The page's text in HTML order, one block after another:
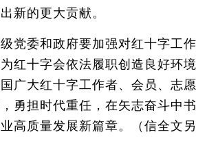
新的更大贡献。
党委和政府要加强对红十字工作
红十字会依法履职创造良好环境
广大红十字工作者、会员、志愿
勇担时代重任，在矢志奋斗中书
高质量发展新篇章。（信全文另